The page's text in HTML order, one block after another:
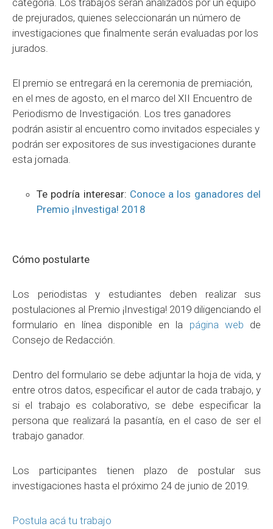
categoría. Los trabajos serán analizados por un equipo
de prejurados, quienes seleccionarán un número de
investigaciones que finalmente serán evaluadas por los
jurados.
El premio se entregará en la ceremonia de premiación,
en el mes de agosto, en el marco del XII Encuentro de
Periodismo de Investigación. Los tres ganadores
podrán asistir al encuentro como invitados especiales y
podrán ser expositores de sus investigaciones durante
esta jornada.
Te podría interesar: Conoce a los ganadores del
Premio ¡Investiga! 2018
Cómo postularte
Los periodistas y estudiantes deben realizar sus
postulaciones al Premio ¡Investiga! 2019 diligenciando el
formulario en línea disponible en la página web de
Consejo de Redacción.
Dentro del formulario se debe adjuntar la hoja de vida, y
entre otros datos, especificar el autor de cada trabajo, y
si el trabajo es colaborativo, se debe especificar la
persona que realizará la pasantía, en el caso de ser el
trabajo ganador.
Los participantes tienen plazo de postular sus
investigaciones hasta el próximo 24 de junio de 2019.
Postula acá tu trabajo